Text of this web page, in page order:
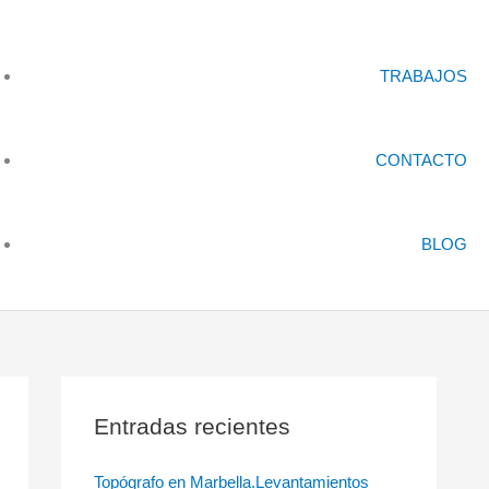
TRABAJOS
CONTACTO
BLOG
Entradas recientes
Topógrafo en Marbella.Levantamientos